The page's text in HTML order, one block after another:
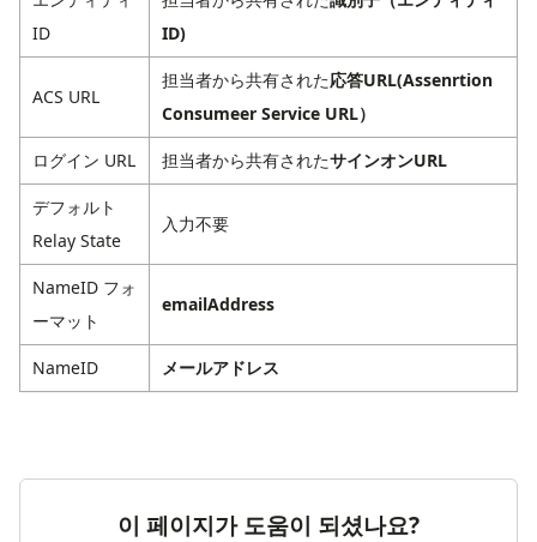
ID
ID)
ACS URL
担当者から共有された応答URL(Assenrtion
Consumeer Service URL）
ログイン URL 担当者から共有されたサインオンURL
デフォルト
Relay State
入力不要
NameID フォ
ーマット
emailAddress
NameID メールアドレス
이 페이지가 도움이 되셨나요?